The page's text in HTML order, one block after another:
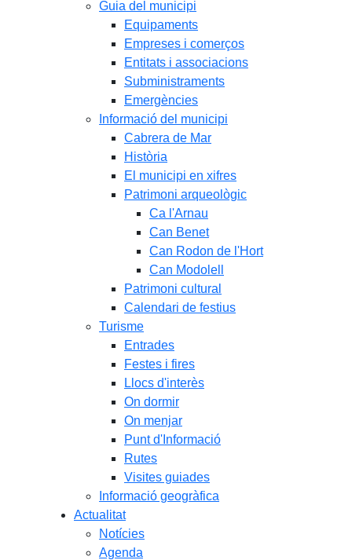
Guia del municipi
Equipaments
Empreses i comerços
Entitats i associacions
Subministraments
Emergències
Informació del municipi
Cabrera de Mar
Història
El municipi en xifres
Patrimoni arqueològic
Ca l'Arnau
Can Benet
Can Rodon de l'Hort
Can Modolell
Patrimoni cultural
Calendari de festius
Turisme
Entrades
Festes i fires
Llocs d'interès
On dormir
On menjar
Punt d'Informació
Rutes
Visites guiades
Informació geogràfica
Actualitat
Notícies
Agenda